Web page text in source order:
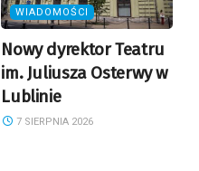
WIADOMOŚCI
Nowy dyrektor Teatru
im. Juliusza Osterwy w
Lublinie
7 SIERPNIA 2026